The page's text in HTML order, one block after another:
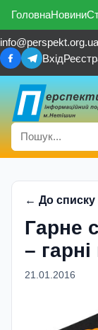
ГоловнаНовини
info@perspekt.org.ua
Вхід
← До списку
Гарне
– гарні
21.01.2016